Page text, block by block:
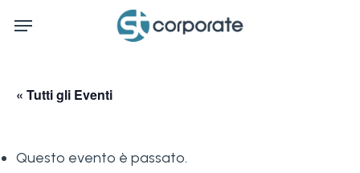
Menu
« Tutti gli Eventi
Questo evento è passato.